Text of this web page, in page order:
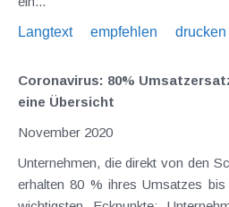
Langtext
empfehlen drucken
Coronavirus: 80%
eine Übersicht
November 2020
Unternehmen, die direkt von den
erhalten 80 % ihres Umsatzes bis